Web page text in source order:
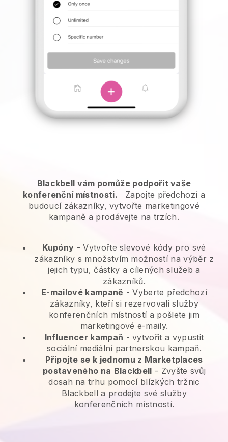
Blackbell vám pomůže podpořit vaše
konferenční místnosti.
Zapojte předchozí a
budoucí zákazníky, vytvořte marketingové
kampaně a prodávejte na trzích.
Kupóny - Vytvořte slevové kódy pro své
zákazníky s množstvím možností na výběr z
jejich typu, částky a cílených služeb a
zákazníků.
E-mailové kampaně -Vyberte předchozí
zákazníky, kteří si rezervovali služby
konferenčních místností a pošlete jim
marketingové e-maily.
Influencer kampaň - vytvořit a vypustit
sociální mediální partnerskou kampaň.
Připojte se k jednomu z Marketplaces
postaveného na Blackbell - Zvyšte svůj
dosah na trhu pomocí blízkých tržnic
Blackbell a prodejte své služby
konferenčních místností.